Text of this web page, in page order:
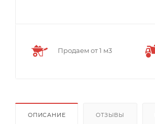
Продаем от 1 м3
ОПИСАНИЕ ОТЗЫВЫ